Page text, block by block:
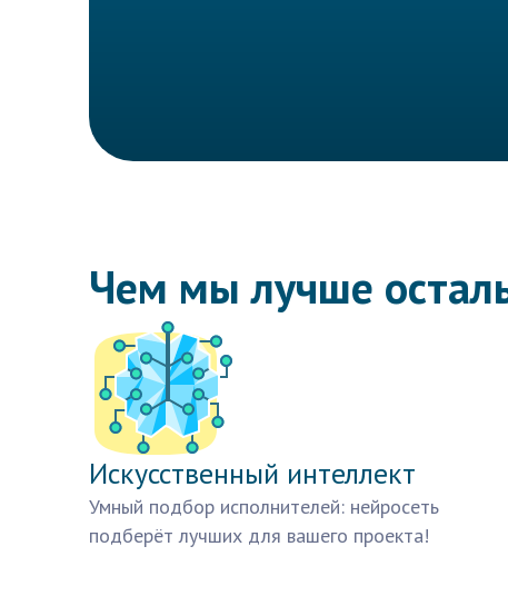
Чем мы лучше
Искусственный интеллект
Умный подбор исполнителей: нейросеть
подберёт лучших для вашего проекта!